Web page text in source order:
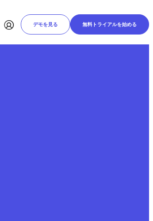
デモを見る 無料トライアルを始める